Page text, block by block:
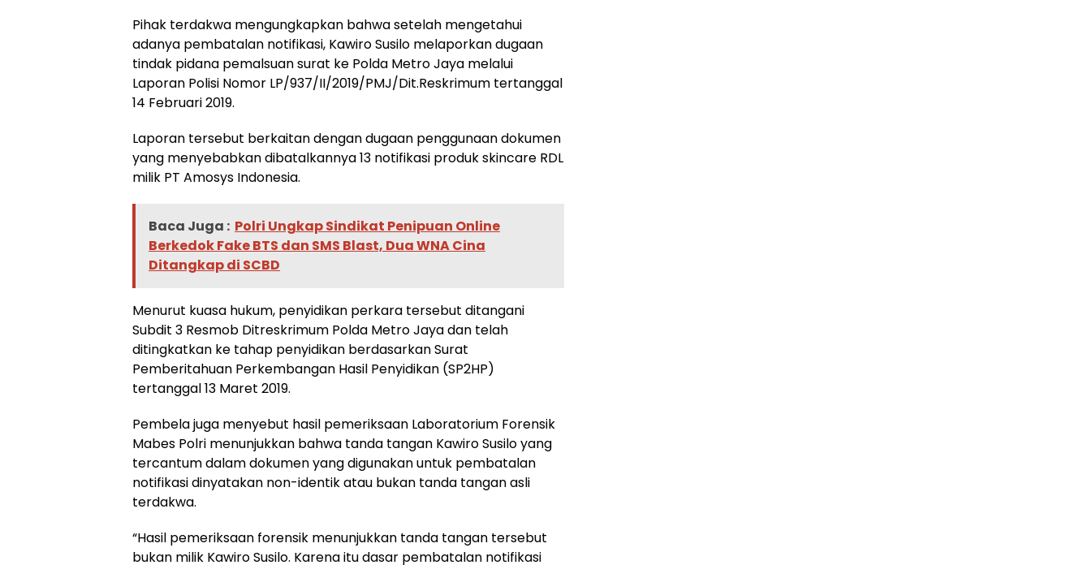
Pihak terdakwa mengungkapkan bahwa setelah mengetahui
adanya pembatalan notifikasi, Kawiro Susilo melaporkan dugaan
tindak pidana pemalsuan surat ke Polda Metro Jaya melalui
Laporan Polisi Nomor LP/937/II/2019/PMJ/Dit.Reskrimum tertanggal
14 Februari 2019.
Laporan tersebut berkaitan dengan dugaan penggunaan dokumen
yang menyebabkan dibatalkannya 13 notifikasi produk skincare RDL
milik PT Amosys Indonesia.
Baca Juga : Polri Ungkap Sindikat Penipuan Online
Berkedok Fake BTS dan SMS Blast, Dua WNA Cina
Ditangkap di SCBD
Menurut kuasa hukum, penyidikan perkara tersebut ditangani
Subdit 3 Resmob Ditreskrimum Polda Metro Jaya dan telah
ditingkatkan ke tahap penyidikan berdasarkan Surat
Pemberitahuan Perkembangan Hasil Penyidikan (SP2HP)
tertanggal 13 Maret 2019.
Pembela juga menyebut hasil pemeriksaan Laboratorium Forensik
Mabes Polri menunjukkan bahwa tanda tangan Kawiro Susilo yang
tercantum dalam dokumen yang digunakan untuk pembatalan
notifikasi dinyatakan non-identik atau bukan tanda tangan asli
terdakwa.
“Hasil pemeriksaan forensik menunjukkan tanda tangan tersebut
bukan milik Kawiro Susilo. Karena itu dasar pembatalan notifikasi